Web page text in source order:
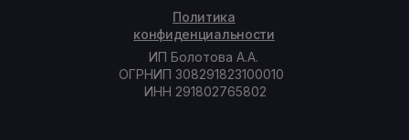
Политика
конфиденциальности
ИП Болотова А.А.
ОГРНИП 308291823100010
ИНН 291802765802